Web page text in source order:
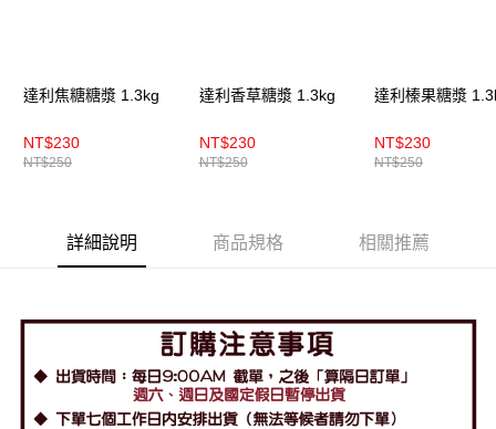
達利焦糖糖漿 1.3kg
NT$230
NT$250
達利香草糖漿 1.3kg
NT$230
NT$250
達利榛果糖漿
NT$230
NT$250
詳細說明 商品規格 相關推薦